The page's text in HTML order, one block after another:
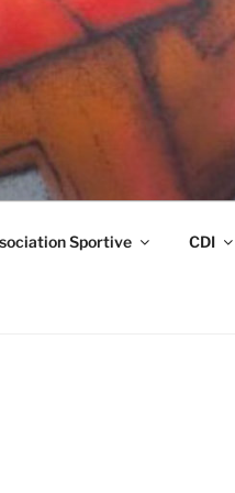
Sportive CDI